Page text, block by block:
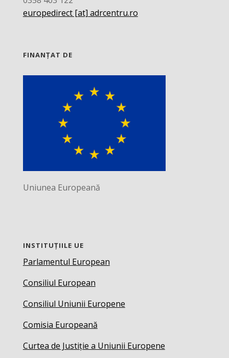
europedirect [at] adrcentru.ro
FINANȚAT DE
Uniunea Europeană
INSTITUȚIILE UE
Parlamentul European
Consiliul European
Consiliul Uniunii Europene
Comisia Europeană
Curtea de Justiție a Uniunii Europene